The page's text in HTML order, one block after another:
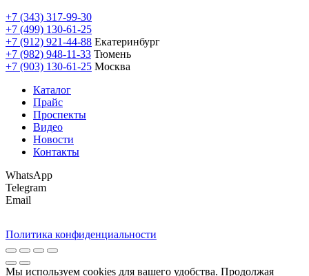
+7 (343) 317-99-30
+7 (499) 130-61-25
+7 (912) 921-44-88 Екатеринбург
+7 (982) 948-11-33 Тюмень
+7 (903) 130-61-25 Москва
Каталог
Прайс
Проспекты
Видео
Новости
Контакты
WhatsApp
Telegram
Email
Политика конфиденциальности
Мы используем cookies для вашего удобства. Продолжая